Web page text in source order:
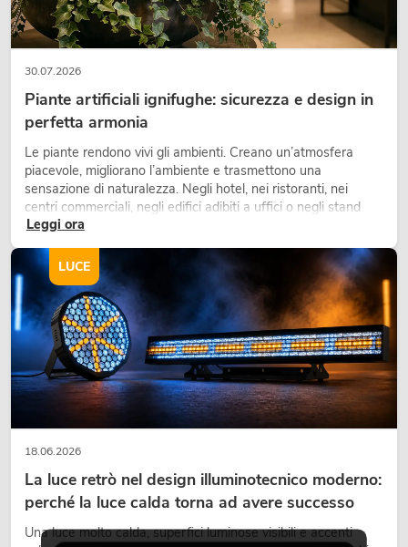
30.07.2026
Piante artificiali ignifughe: sicurezza e design in
perfetta armonia
Le piante rendono vivi gli ambienti. Creano un’atmosfera
piacevole, migliorano l’ambiente e trasmettono una
sensazione di naturalezza. Negli hotel, nei ristoranti, nei
centri commerciali, negli edifici adibiti a uffici o negli stand
fieristici, una vegetazione di alta qualità è ormai parte
integrante dei moderni progetti di arredamento.
Leggi ora
18.06.2026
La luce retrò nel design illuminotecnico moderno:
perché la luce calda torna ad avere successo
Una luce molto calda, superfici luminose visibili e accenti
LUCE